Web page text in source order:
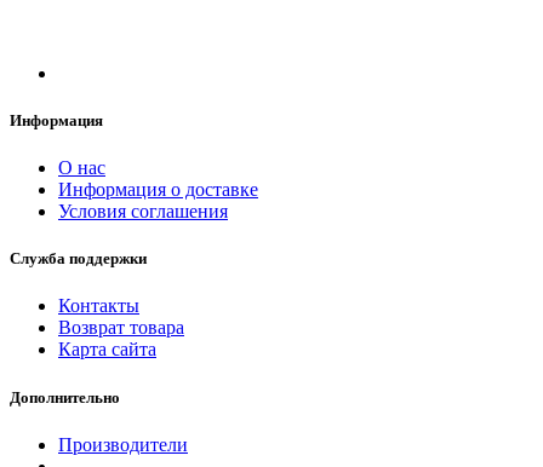
Информация
О нас
Информация о доставке
Условия соглашения
Служба поддержки
Контакты
Возврат товара
Карта сайта
Дополнительно
Производители